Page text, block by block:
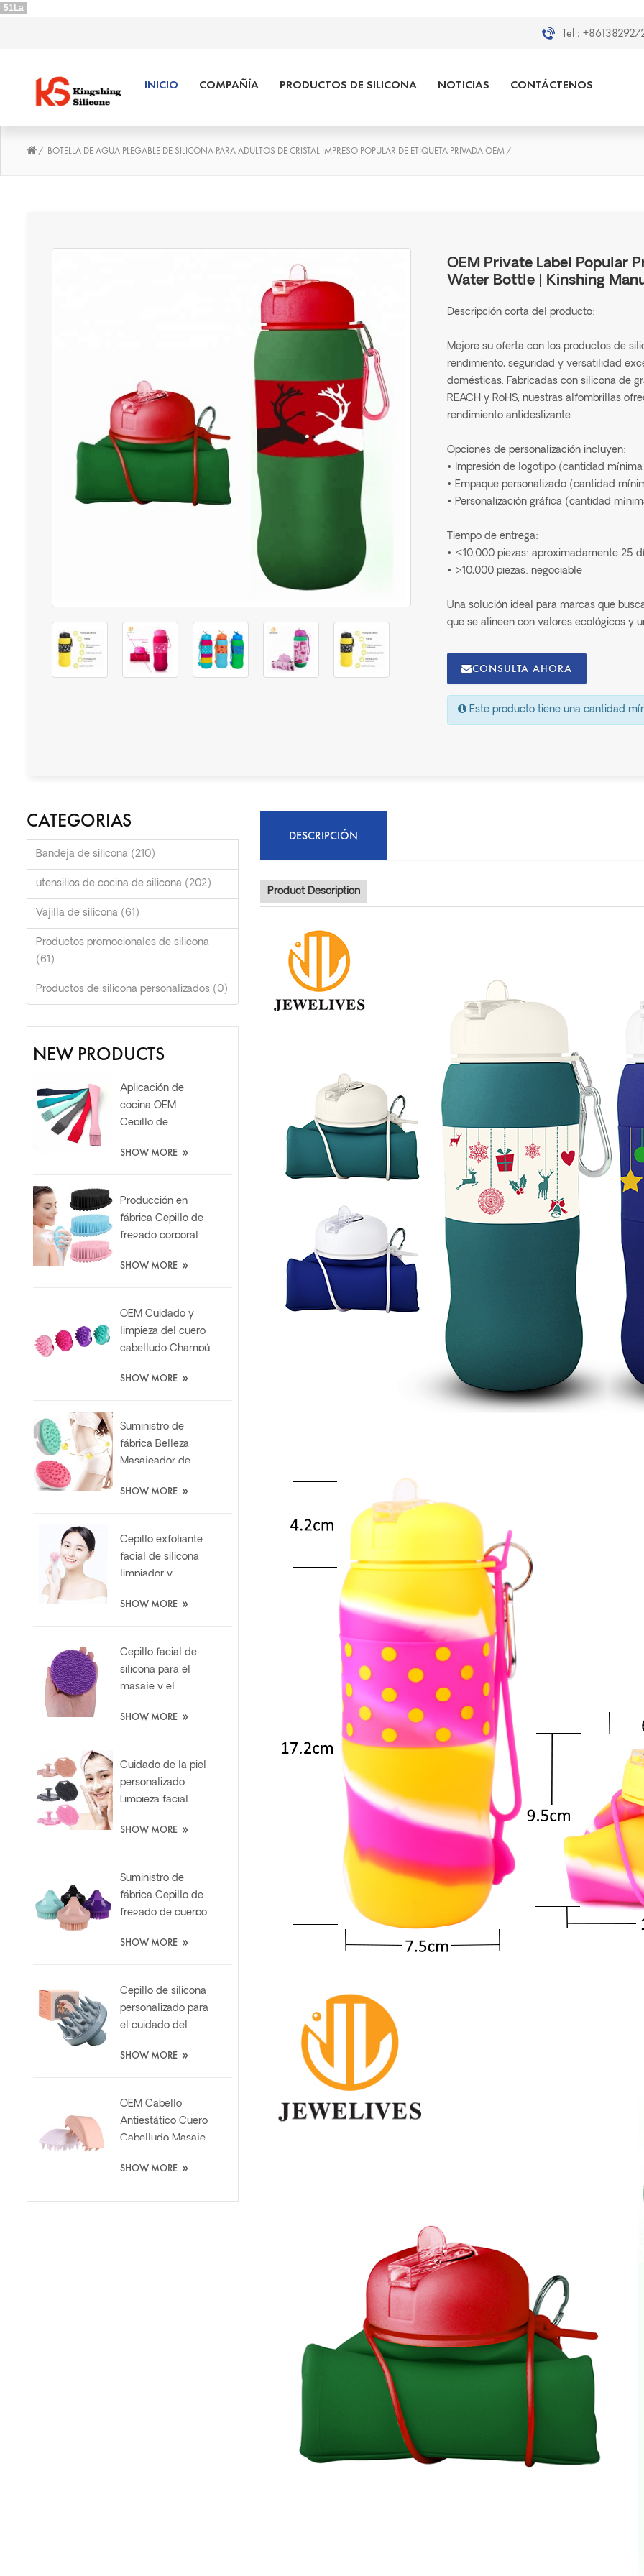
51La
Tel :
INICIO COMPAÑÍA PRODUCTOS DE SILICONA NOTICIAS CONTÁCTENOS
/ BOTELLA DE AGUA PLEGABLE DE SILICONA PARA ADULTOS DE CRISTAL IMPRESO POPULAR DE ETIQUETA PRIVADA OEM/
OEM Private Label Popular
Water Bottle | Kinshing
Descripción corta del producto:
Mejore su oferta con los productos de
rendimiento, seguridad y versatilidad
domésticas. Fabricadas con silicona de
REACH y RoHS, nuestras alfombrillas
rendimiento antideslizante.
Opciones de personalización incluyen:
• Impresión de logotipo (cantidad
• Empaque personalizado (cantidad
• Personalización gráfica (cantidad
Tiempo de entrega:
• ≤10,000 piezas: aproximadamente 25
• >10,000 piezas: negociable
Una solución ideal para marcas que
que se alineen con valores ecológicos y
CONSULTA AHORA
Este producto tiene una cantidad
CATEGORIAS
Bandeja de silicona (210)
utensilios de cocina de silicona (202)
Vajilla de silicona (61)
Productos promocionales de silicona
(61)
Productos de silicona personalizados (0)
NEW PRODUCTS
Aplicación de
cocina OEM
Cepillo de
de silicona de
SHOW MORE »
Producción en
fábrica Cepillo de
fregado corporal
en 1 para baño y
SHOW MORE »
OEM Cuidado y
limpieza del cuero
cabelludo Champú
Cepillo
SHOW MORE »
Suministro de
fábrica Belleza
Masajeador de
Cepillo de silicona
SHOW MORE »
Cepillo exfoliante
facial de silicona
limpiador y
de gato
SHOW MORE »
Cepillo facial de
silicona para el
masaje y el
suaves y
SHOW MORE »
Cuidado de la piel
personalizado
Limpieza facial
silicona
SHOW MORE »
Suministro de
fábrica Cepillo de
fregado de cuerpo
baño de lufa suave
SHOW MORE »
Cepillo de silicona
personalizado para
el cuidado del
silicona para el
SHOW MORE »
OEM Cabello
Antiestático Cuero
Cabelludo Masaje
Cepillo de silicona
SHOW MORE »
DESCRIPCIÓN
Product Description